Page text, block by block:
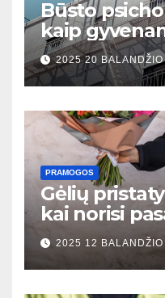
Būsto
kaip
mūsų
gerovę
2025 20
PRAMOGOS
Gėlių
kai norisi
nei žodžiais
2025 12 BALANDŽIO